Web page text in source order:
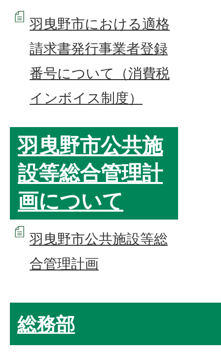
羽曳野市における適格
請求書発行事業者登録
番号について（消費税
インボイス制度）
羽曳野市公共施
設等総合管理計
画について
羽曳野市公共施設等総
合管理計画
総務部